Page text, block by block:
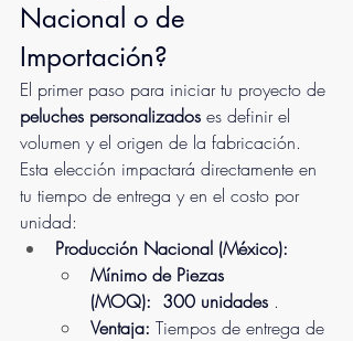
Nacional o de
Importación?
El primer paso para iniciar tu proyecto de
peluches personalizados es definir el
volumen y el origen de la fabricación.
Esta elección impactará directamente en
tu tiempo de entrega y en el costo por
unidad:
Producción Nacional (México):
Mínimo de Piezas
(MOQ): 300 unidades .
Ventaja: Tiempos de entrega de